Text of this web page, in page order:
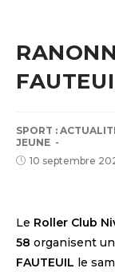
POST
CATEGORY:
SPORT :
JEUNE
Post10 septembre
Le Roller Club
58 organisent
FAUTEUIL le